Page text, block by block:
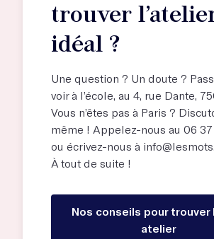
trouver
idéal ?
Une question ? Un doute ?
voir à l’école, au 4, rue Dante,
Vous n’êtes pas à Paris ?
même ! Appelez-nous au 06 37
ou écrivez-nous à
À tout de suite !
Nos conseils pour trouver
atelier